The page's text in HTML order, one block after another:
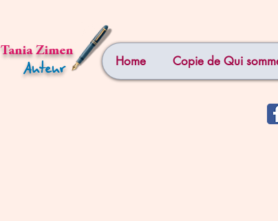
Home Copie de Qui
Tania Zimen
Auteur